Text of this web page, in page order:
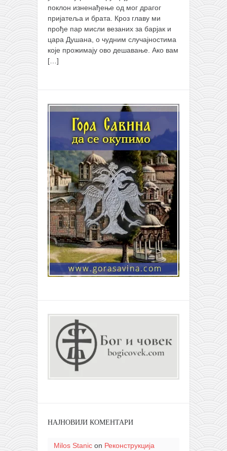
поклон изненађење од мог драгог
пријатеља и брата. Кроз главу ми
прође пар мисли везаних за барјак и
цара Душана, о чудним случајностима
које прожимају ово дешавање. Ако вам
[…]
НАЈНОВИЈИ КОМЕНТАРИ
Milos Stanicon Реконструкција